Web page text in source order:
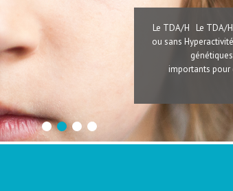
Le TDA/H Le TDA/
ou sans
importants
1 2 3 4